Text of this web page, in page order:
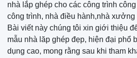
nhà lắp ghép cho các công trình
công trình, nhà điều hành,nhà
Bài viết này chúng tôi xin giới thiệu
mẫu nhà lăp ghép đẹp, hiện đại phổ
dụng cao, mong rằng sau khi tham